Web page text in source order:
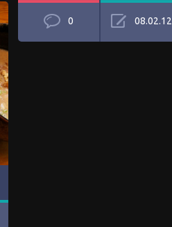
0 08.02.12